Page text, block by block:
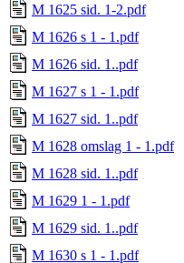
M 1625 sid. 1-2.pdf
M 1626 s 1 - 1.pdf
M 1626 sid. 1..pdf
M 1627 s 1 - 1.pdf
M 1627 sid. 1..pdf
M 1628 omslag 1 - 1.pdf
M 1628 sid. 1..pdf
M 1629 1 - 1.pdf
M 1629 sid. 1..pdf
M 1630 s 1 - 1.pdf